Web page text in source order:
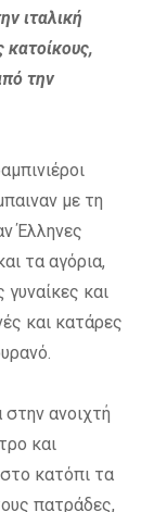
ιταλική
την
με τη
Έλληνες
τα αγόρια,
και
και κατάρες
ανοιχτή
και
κατόπι τα
πατράδες,